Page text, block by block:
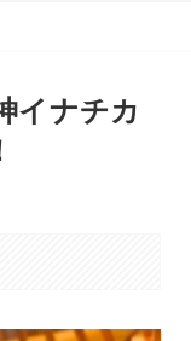
イナチカ